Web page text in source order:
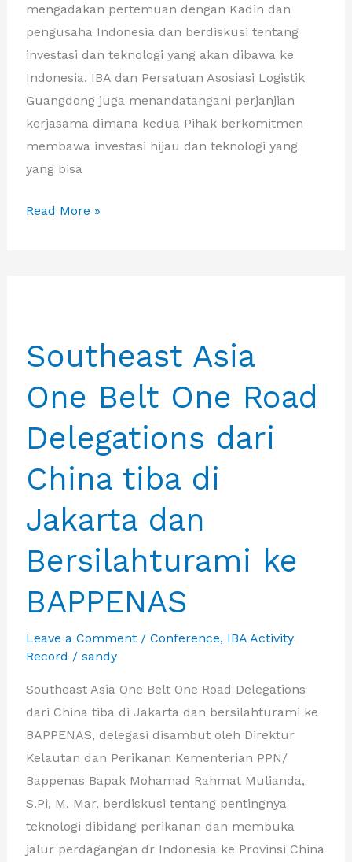
mengadakan pertemuan dengan Kadin dan
pengusaha Indonesia dan berdiskusi tentang
investasi dan teknologi yang akan dibawa ke
Indonesia. IBA dan Persatuan Asosiasi Logistik
Guangdong juga menandatangani perjanjian
kerjasama dimana kedua Pihak berkomitmen
membawa investasi hijau dan teknologi yang
yang bisa
Delegasi
ke
Jakarta
bertemu
dan
Indonesia
Read More »
Southeast Asia
One Belt One Road
Delegations dari
China tiba di
Jakarta dan
Bersilahturami ke
BAPPENAS
Leave a Comment / Conference, IBA Activity
Record / sandy
Southeast Asia One Belt One Road Delegations
dari China tiba di Jakarta dan bersilahturami ke
BAPPENAS, delegasi disambut oleh Direktur
Kelautan dan Perikanan Kementerian PPN/
Bappenas Bapak Mohamad Rahmat Mulianda,
S.Pi, M. Mar, berdiskusi tentang pentingnya
teknologi dibidang perikanan dan membuka
jalur perdagangan dr Indonesia ke Provinsi China